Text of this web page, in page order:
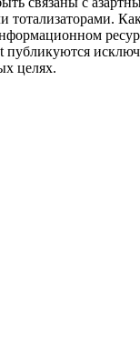
тотализаторами.
публикуются
целях.